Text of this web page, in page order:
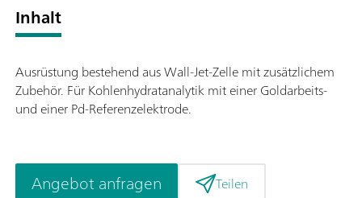
Inhalt
Ausrüstung bestehend aus Wall-Jet-Zelle mit zusätzlichem
Zubehör. Für Kohlenhydratanalytik mit einer Goldarbeits-
und einer Pd-Referenzelektrode.
Angebot anfragen Teilen